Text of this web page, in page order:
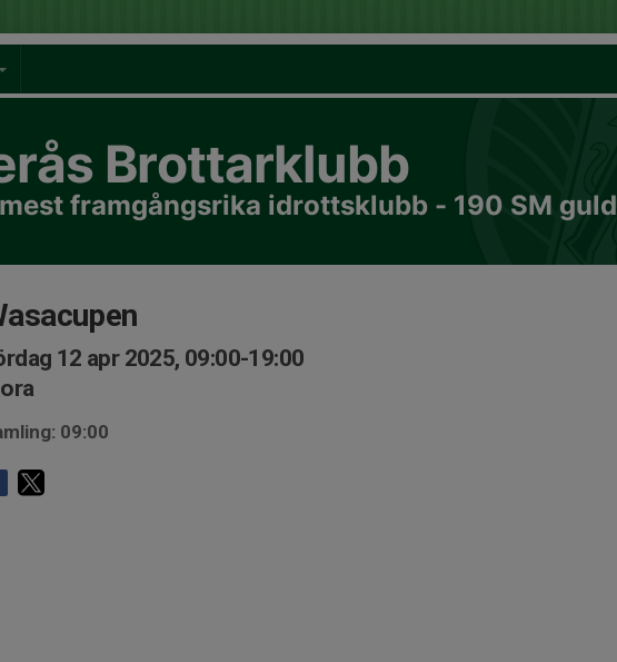
Brottarklubb
framgångsrika idrottsklubb - 190 SM guld
12 apr 2025, 09:00-19:00
09:00